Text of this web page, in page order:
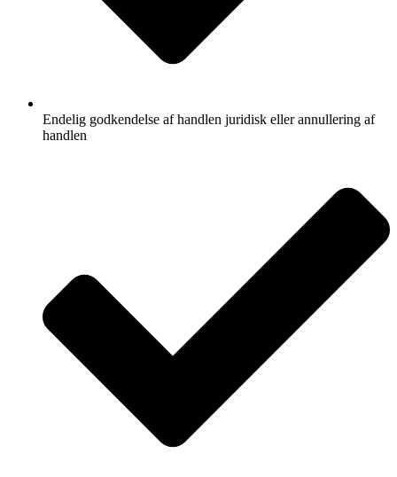
Endelig godkendelse af handlen juridisk eller annullering af
handlen